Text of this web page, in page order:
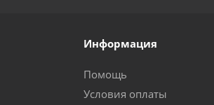
Информация
Помощь
Условия оплаты